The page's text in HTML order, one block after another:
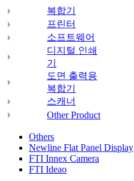
복합기
프린터
소프트웨어
디지털 인쇄
기
도면 출력용
복합기
스캐너
Other Product
Others
Newline Flat Panel Display
FTI Innex Camera
FTI Ideao